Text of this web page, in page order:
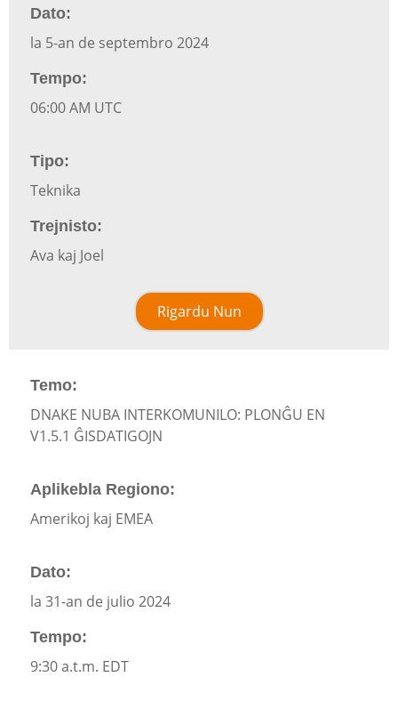
Dato:
la 5-an de septembro 2024
Tempo:
06:00 AM UTC
Tipo:
Teknika
Trejnisto:
Ava kaj Joel
Rigardu Nun
Temo:
DNAKE NUBA INTERKOMUNILO: PLONĜU EN
V1.5.1 ĜISDATIGOJN
Aplikebla Regiono:
Amerikoj kaj EMEA
Dato:
la 31-an de julio 2024
Tempo:
9:30 a.t.m. EDT